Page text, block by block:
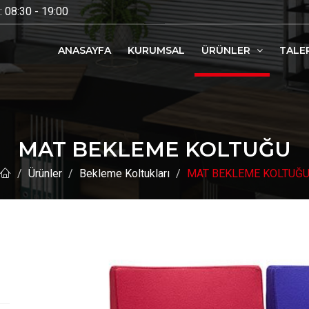
- 19:00
ANASAYFA KURUMSAL ÜRÜNLER
MAT BEKLEME KOLTUĞU
Ürünler Bekleme Koltukları MAT BEKLEME KOLTUĞU